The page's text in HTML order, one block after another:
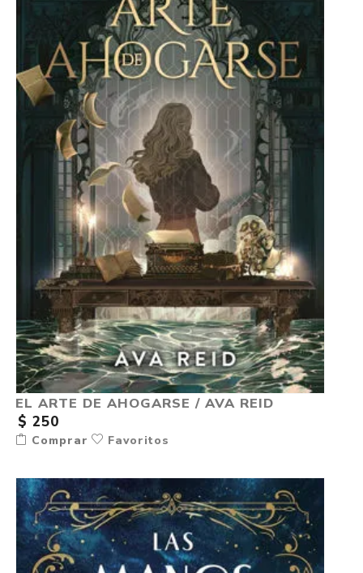
EL ARTE DE AHOGARSE / AVA REID
$ 250
Comprar Favoritos